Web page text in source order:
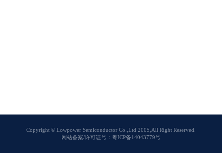
Copyright © Lowpower Semiconductor Co.,Ltd 2005,All Right Reserved.
网站备案/许可证号：粤ICP备14043779号